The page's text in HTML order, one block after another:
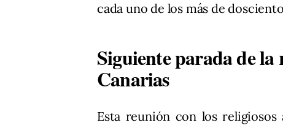
cada uno de los más de
Siguiente parada de
Canarias
Esta reunión con los